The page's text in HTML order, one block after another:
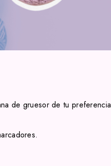
de gruesor de tu preferencia